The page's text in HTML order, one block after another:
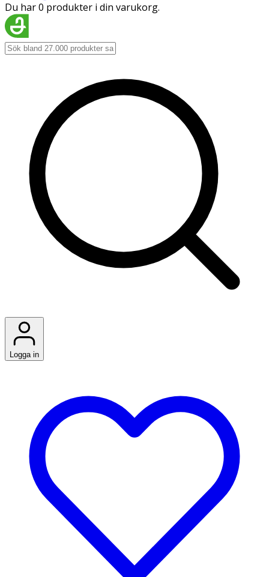
Du har 0 produkter i din varukorg.
Logga in